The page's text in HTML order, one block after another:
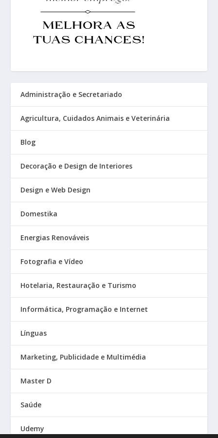
Administração e Secretariado
Agricultura, Cuidados Animais e Veterinária
Blog
Decoração e Design de Interiores
Design e Web Design
Domestika
Energias Renováveis
Fotografia e Vídeo
Hotelaria, Restauração e Turismo
Informática, Programação e Internet
Línguas
Marketing, Publicidade e Multimédia
Master D
Saúde
Udemy